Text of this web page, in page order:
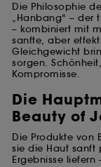
Die Philosophie
„Hanbang“ – der
– kombiniert mit
sanfte, aber
Gleichgewicht
sorgen.
Kompromisse.
Die
Beauty of
Die Produkte von
sie die Haut sanft
Ergebnisse